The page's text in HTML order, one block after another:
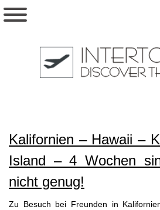
Kalifornien – Hawaii –
Island – 4 Wochen
nicht genug!
Zu Besuch bei Freunden in